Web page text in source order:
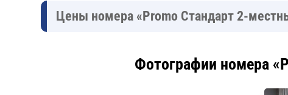
Цены номера «Promo Стандарт 2-
Фотографии номера